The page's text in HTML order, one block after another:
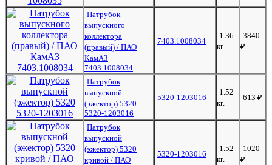
Патрубок
выпускного
коллектора
(правый) / ПАО
КамАЗ
7403.1008034
7403.1008034
1.36
кг.
3840
₽
Патрубок
выпускной
(эжектор) 5320
5320-1203016
5320-1203016
1.52
кг.
613 ₽
Патрубок
выпускной
(эжектор) 5320
кривой / ПАО
5320-1203016
1.52
кг.
1020
₽